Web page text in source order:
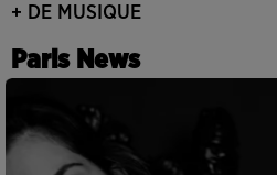
+ DE MUSIQUE
Paris News